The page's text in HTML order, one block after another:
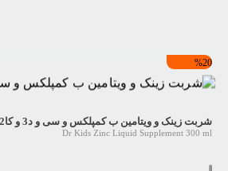
%20
شربت زینک و ویتامین ب کمپلکس و سی و د3 و کا2 دکترکیدز
Dr Kids Zinc Liquid Supplement 300 ml